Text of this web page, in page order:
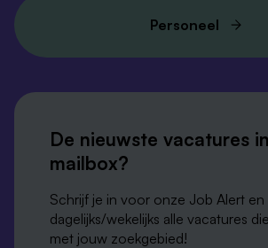
Personeel
blijf op de
De nieuwste vacatures
mailbox?
Schrijf je in voor onze Job Alert
dagelijks/wekelijks alle vacatures
met jouw zoekgebied!